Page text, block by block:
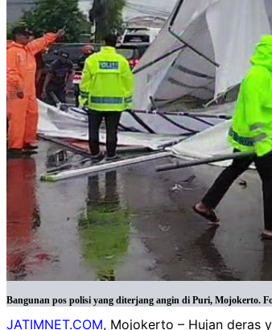
Bangunan pos polisi yang diterjang angin di Puri, Mojokerto.
JATIMNET.COM, Mojokerto – Hujan deras